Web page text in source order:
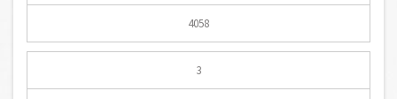
4058
3